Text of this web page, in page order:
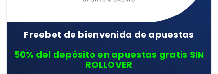
Freebet de bienvenida de apuestas
50% del depósito en apuestas gratis SIN
ROLLOVER